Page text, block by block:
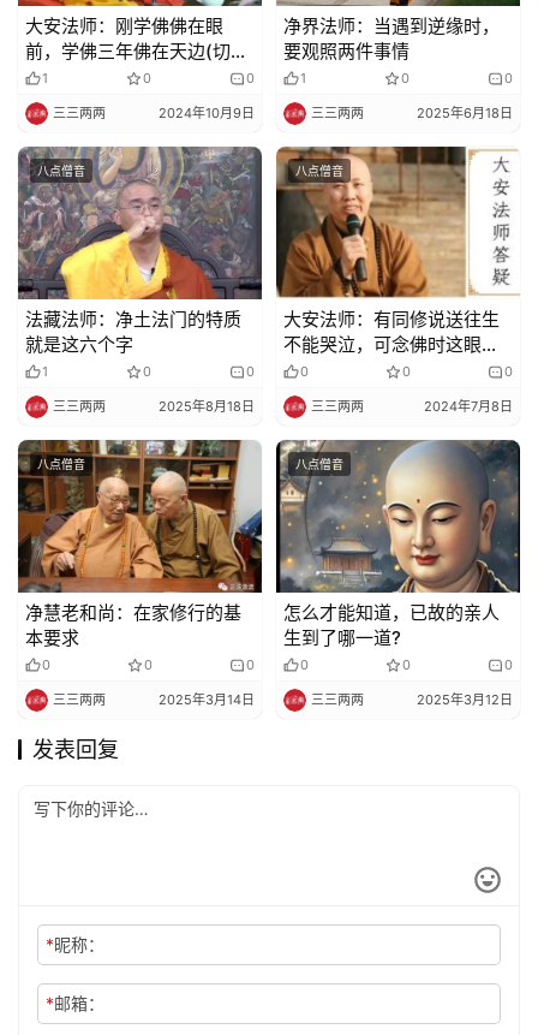
大安法师：刚学佛佛在眼
前，学佛三年佛在天边(切忌
懈怠放逸)
1 0 0
三三两两 2024年10月9日
净界法师：当遇到逆缘时，
要观照两件事情
1 0 0
三三两两 2025年6月18日
八点僧音
法藏法师：净土法门的特质
就是这六个字
1 0 0
三三两两 2025年8月18日
八点僧音
大安法师：有同修说送往生
不能哭泣，可念佛时这眼泪
自然流出。该如何抑制？
0 0 0
三三两两 2024年7月8日
八点僧音
净慧老和尚：在家修行的基
本要求
0 0 0
三三两两 2025年3月14日
八点僧音
怎么才能知道，已故的亲人
生到了哪一道?
0 0 0
三三两两 2025年3月12日
发表回复
*昵称：
*邮箱：